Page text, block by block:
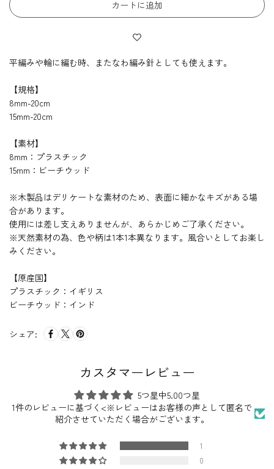
カートに追加
平編みや輪に編む時、またなわ編み針としても使えます。
【規格】
8mm-20cm
15mm-20cm
【素材】
8mm：プラスチック
15mm：ビーチウッド
※木製品はデリケートな素材のため、表面に細かなキズがある場
合があります。
使用には差し支えありませんが、あらかじめご了承ください。
※天然素材の為、色や柄は1本1本異なります。風合いとしてお楽し
みください。
【原産国】
プラスチック：イギリス
ビーチウッド：インド
シェア:
カスタマーレビュー
5つ星中5.00つ星
1件のレビューに基づく<※レビューはお客様の声として匿名で
紹介させていただく場合がございます。
1
0